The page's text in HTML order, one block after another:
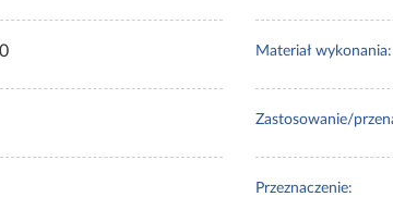
Materiał wykonania:
Zastosowanie/
Przeznaczenie: